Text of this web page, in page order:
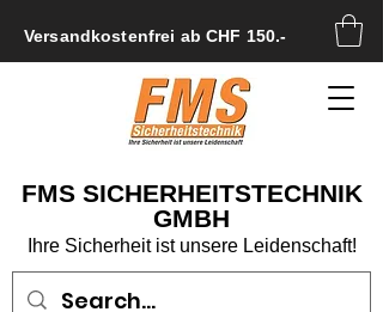
FMS SICHERHEITSTECHNIK
GMBH
Ihre Sicherheit ist unsere Leidenschaft!
Versandkostenfrei ab CHF 150.-